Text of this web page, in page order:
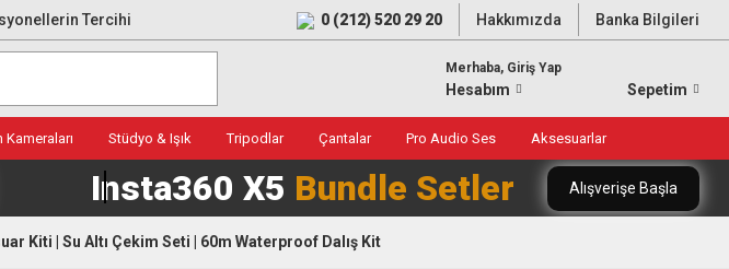
Tercihi 0 (212) 520 29 20 Hakkımızda Banka Bilgileri
Merhaba, Giriş Yap
Hesabım Sepetim
Stüdyo & Işık Tripodlar Çantalar Pro Audio Ses Aksesuarlar
Insta360 X5 Bundle Setler Alışverişe Başla
Kiti | Su Altı Çekim Seti | 60m Waterproof Dalış Kit